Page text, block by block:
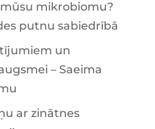
mikrobiomu?
putnu sabiedrībā
un
– Saeima
ar zinātnes